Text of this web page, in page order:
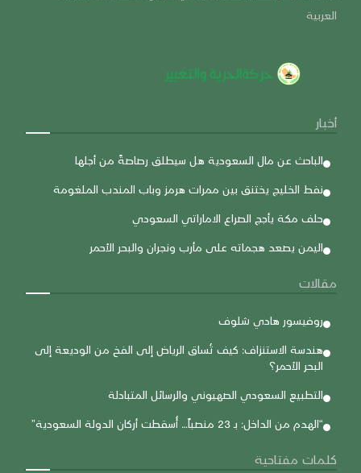
العربية
أخبار
الباحث عن مال السعودية هل سيطلق رصاصةً من أجلها
نفط الخليج يختنق بين ممرات هرمز وباب المندب الملغومة
حلف مكة يأجج الصراع الاماراتي السعودي
اليمن يصعد هجماته على مأرب ونجران والبحر الأحمر
مقالات
روفيسور هادي شلوف
هندسة الاستنزاف: كيف تُساق الرياض إلى الفخ من الوديعة إلى
البحر الأحمر؟
التطبيع السعودي الصهيوني والرسائل المتبادلة
“الهدم من الداخل: بـ 23 منصباً… أُسقطت أركان الدولة السعودية”
كلمات مفتاحية